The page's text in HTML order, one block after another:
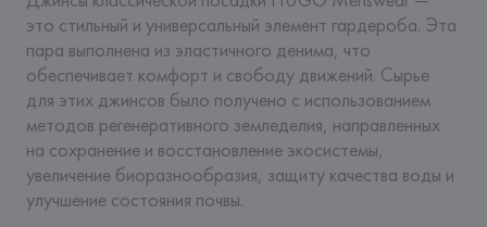
это стильный и универсальный элемент гардероба. Эта
пара выполнена из эластичного денима, что
обеспечивает комфорт и свободу движений. Сырье
для этих джинсов было получено с использованием
методов регенеративного земледелия, направленных
на сохранение и восстановление экосистемы,
увеличение биоразнообразия, защиту качества воды и
улучшение состояния почвы.